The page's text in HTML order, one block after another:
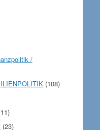
/
(108)
(23)